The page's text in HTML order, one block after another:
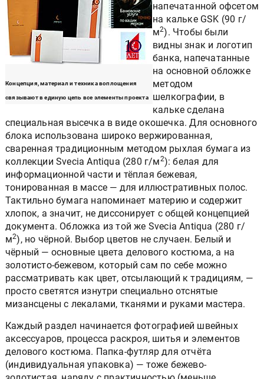
Концепция, материал и техника воплощения
связывают в единую цепь все элементы проекта
напечатанной офсетом
на кальке GSK (90 г/
м2). Чтобы были
видны знак и логотип
банка, напечатанные
на основной обложке
методом
шелкографии, в
кальке сделана
специальная высечка в виде окошечка. Для основного
блока использована широко вержированная,
сваренная традиционным методом рыхлая бумага из
коллекции Svecia Antiqua (280 г/м2): белая для
информационной части и тёплая бежевая,
тонированная в массе — для иллюстративных полос.
Тактильно бумага напоминает материю и содержит
хлопок, а значит, не диссонирует с общей концепцией
документа. Обложка из той же Svecia Antiqua (280 г/
м2), но чёрной. Выбор цветов не случаен. Белый и
чёрный — основные цвета делового костюма, а на
золотисто-бежевом, который сам по себе можно
рассматривать как цвет, отсылающий к традициям, —
просто светятся изнутри специально отснятые
мизансцены с лекалами, тканями и руками мастера.
Каждый раздел начинается фотографией швейных
аксессуаров, процесса раскроя, шитья и элементов
делового костюма. Папка-футляр для отчёта
(индивидуальная упаковка) — тоже бежево-